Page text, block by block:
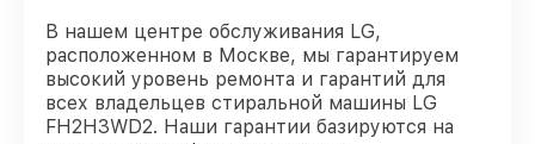
В нашем центре обслуживания LG,
расположенном в Москве, мы гарантируем
высокий уровень ремонта и гарантий для
всех владельцев стиральной машины LG
FH2H3WD2. Наши гарантии базируются на